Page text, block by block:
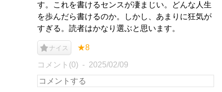
す。これを書けるセンスが凄まじい。どんな人生
を歩んだら書けるのか。しかし、あまりに狂気が
すぎる。読者はかなり選ぶと思います。
ナイス ★8
コメント(0) 2025/02/09